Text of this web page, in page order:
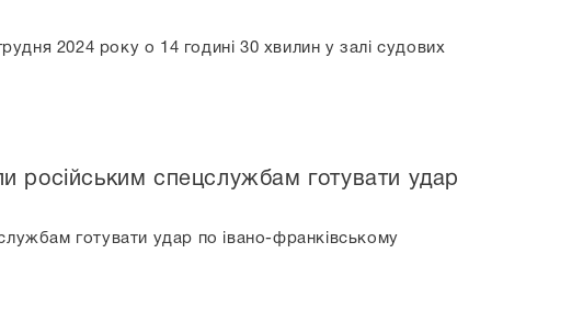
2024 року о 14 годині 30 хвилин у залі судових
російським спецслужбам готувати удар
готувати удар по івано-франківському